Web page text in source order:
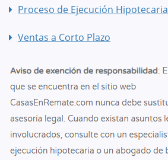
Proceso de Ejecución Hipotecaria
Ventas a Corto Plazo